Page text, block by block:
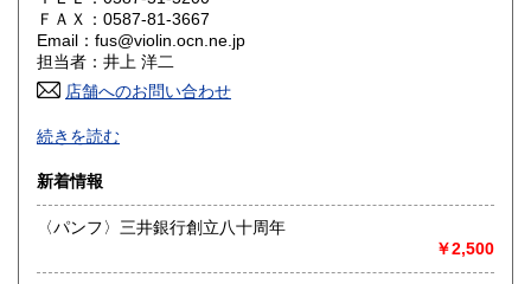
香川県 300円
高知県 300円
佐賀県
熊本県 300円 大分県 300円
300円
ＦＡＸ：0587-81-3667
Email：fus@violin.ocn.ne.jp
担当者：井上 洋二
店舗へのお問い合わせ
古文書、古地図、刷り物、一枚もの、絵葉書、鳥瞰図、近代
文献資料等を主体に扱っております。
沿線名：名鉄犬山線
最寄駅：江南駅下車
営業時間：10:00〜17:00
続きを読む
新着情報
〈パンフ〉三井銀行創立八十周年
￥2,500